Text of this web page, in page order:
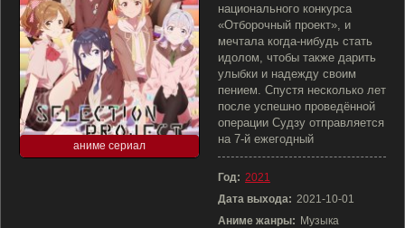
аниме сериал
национального конкурса
«Отборочный проект», и
мечтала когда-нибудь стать
идолом, чтобы также дарить
улыбки и надежду своим
пением. Спустя несколько лет
после успешно проведённой
операции Судзу отправляется
на 7-й ежегодный
Год: 2021
Дата выхода: 2021-10-01
Аниме жанры: Музыка